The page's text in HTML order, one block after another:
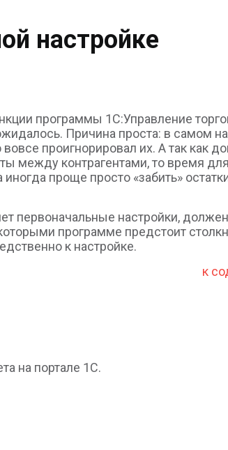
настройке
программы 1С:Управление
Причина проста: в самом
проигнорировал их. А так как
между контрагентами, то время
проще просто «забить»
первоначальные настройки,
программе предстоит
к настройке.
к
на портале 1С.